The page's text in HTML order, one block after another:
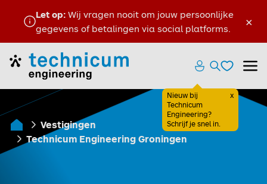
×
Let op: Wij vragen nooit om jouw persoonlijke
gegevens of betalingen via social platforms.
Home
Nieuw bij
Technicum
Engineering?
Schrijf je snel in.
x
Sluiten
Zoeken
Home
Vestigingen
Technicum Engineering Groningen